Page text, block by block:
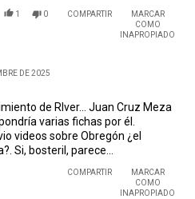
1 0 COMPARTIR
MARCAR
COMO
INAPROPIADO
DE 2025
de RIver... Juan Cruz Meza
varias fichas por él.
videos sobre Obregón ¿el
Si, bosteril, parece...
COMPARTIR
MARCAR
COMO
INAPROPIADO